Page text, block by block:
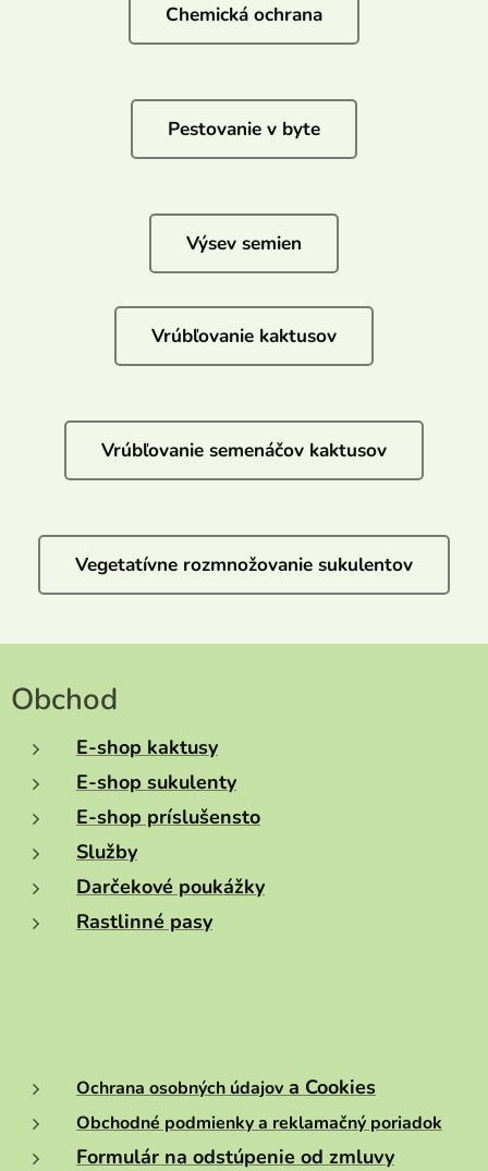
Chemická ochrana
Pestovanie v byte
Výsev semien
Vrúbľovanie kaktusov
Vrúbľovanie semenáčov kaktusov
Vegetatívne rozmnožovanie sukulentov
Obchod
E-shop kaktusy
E-shop sukulenty
E-shop príslušensto
Služby
Darčekové poukážky
Rastlinné pasy
Ochrana osobných údajov a Cookies
Obchodné podmienky a reklamačný poriadok
Formulár na odstúpenie od zmluvy